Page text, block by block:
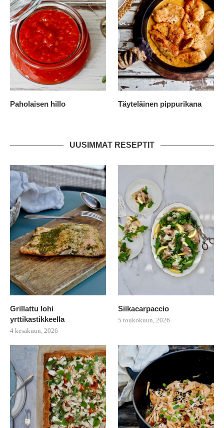
Paholaisen hillo Täyteläinen pippurikana
UUSIMMAT RESEPTIT
Grillattu lohi
yrttikastikkeella
4 kesäkuun, 2026
Siikacarpaccio
5 toukokuun, 2026